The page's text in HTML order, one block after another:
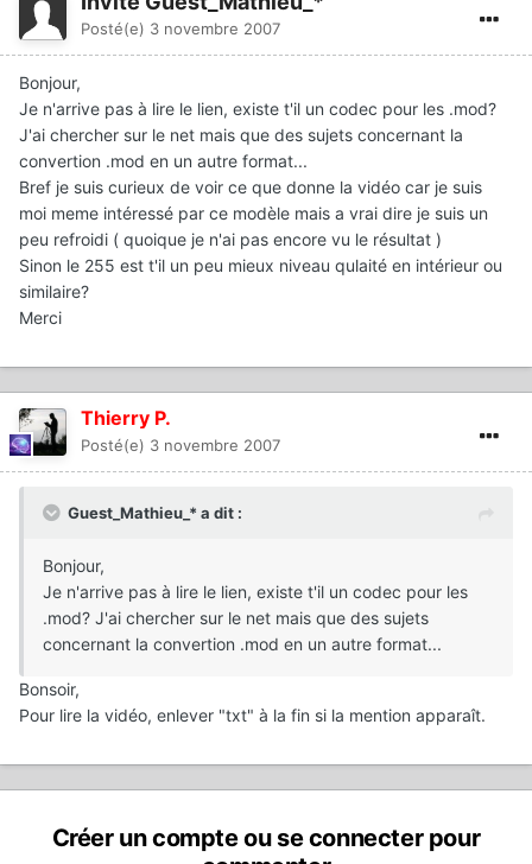
Posté(e) 3 novembre 2007
Bonjour,
Je n'arrive pas à lire le lien, existe t'il un codec pour les .mod?
J'ai chercher sur le net mais que des sujets concernant la
convertion .mod en un autre format...
Bref je suis curieux de voir ce que donne la vidéo car je suis
moi meme intéressé par ce modèle mais a vrai dire je suis un
peu refroidi ( quoique je n'ai pas encore vu le résultat )
Sinon le 255 est t'il un peu mieux niveau qulaité en intérieur ou
similaire?
Merci
Thierry P.
Posté(e) 3 novembre 2007
Guest_Mathieu_* a dit :
Bonjour,
Je n'arrive pas à lire le lien, existe t'il un codec pour les
.mod? J'ai chercher sur le net mais que des sujets
concernant la convertion .mod en un autre format...
Bonsoir,
Pour lire la vidéo, enlever "txt" à la fin si la mention apparaît.
Créer un compte ou se connecter pour